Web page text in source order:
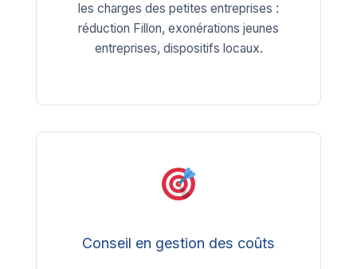
les charges des petites entreprises :
réduction Fillon, exonérations jeunes
entreprises, dispositifs locaux.
Conseil en gestion des coûts